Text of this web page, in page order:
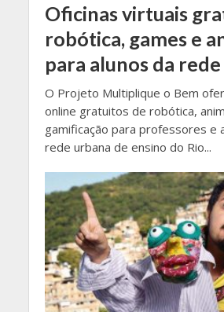
Oficinas virtuais
robótica, games e
para alunos da
O Projeto Multiplique o Bem
online gratuitos de robótica,
gamificação para professores e
rede urbana de ensino do Rio...